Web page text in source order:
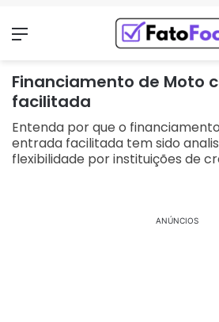
Menu
Financiamento de Moto
facilitada
Entenda por que o
entrada facilitada tem sido
flexibilidade por instituições de
ANÚNCIOS